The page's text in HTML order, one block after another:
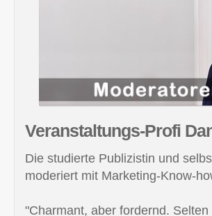
Veranstaltungs-Profi
Die studierte Publizistin und
moderiert mit Marketing-Know-
"Charmant, aber fordernd.